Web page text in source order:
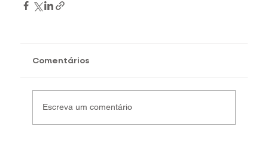
Comentários
Escreva um comentário